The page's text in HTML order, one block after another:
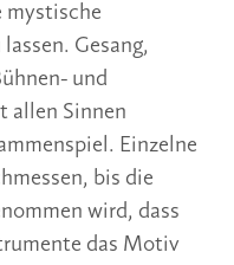
mystische
Gesang,
und
allen Sinnen
Einzelne
bis die
wird, dass
das Motiv